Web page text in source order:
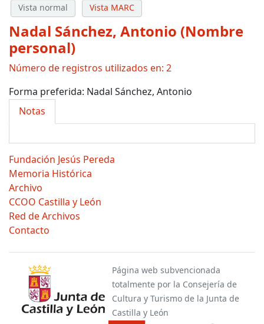
Fundación Jesús Pereda
Memoria Histórica
Archivo
CCOO Castilla y León
Red de Archivos
Contacto
Vista normal Vista MARC
Nadal Sánchez, Antonio (Nombre
personal)
Número de registros utilizados en: 2
Forma preferida: Nadal Sánchez, Antonio
Notas
Página web subvencionada
totalmente por la Consejería de
Cultura y Turismo de la Junta de
Castilla y León